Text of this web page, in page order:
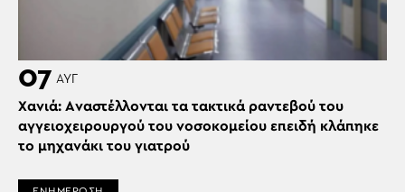
07 ΑΥΓ
Χανιά: Aναστέλλονται τα τακτικά ραντεβού του
αγγειοχειρουργού του νοσοκομείου επειδή κλάπηκε
το μηχανάκι του γιατρού